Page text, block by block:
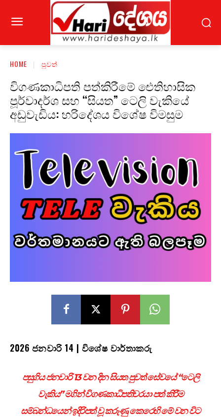
HOME පුවත්
විගණකාධිපති පත්කිරීමේ ඓතිහාසික
පූර්වාදර්ශ සහ “සියත” ටෙලි වැකියේ
අඩුවැඩිය: හරිදේශය විශේෂ විමසුම
2026 ජනවාරි 14 | විශේෂ වාර්තාකරු
පසුගිය ජනවාරි 13 වන දින සියත පුවත් සේවයේ “ටෙලි
වැකිය” මගින් විගණකාධිපතිවරයා පත් කිරීම
සම්බන්ධයෙන් ඉදිරිපත් වූ කරුණු කෙරෙහි මේ වන විට